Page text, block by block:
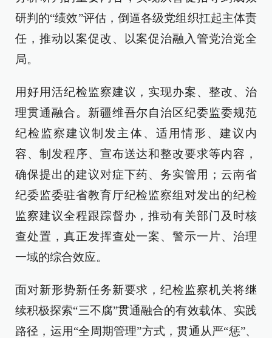
研判的“绩效”评估，倒逼各级党组织扛起主体责
任，推动以案促改、以案促治融入管党治党全
局。
用好用活纪检监察建议，实现办案、整改、治
理贯通融合。新疆维吾尔自治区纪委监委规范
纪检监察建议制发主体、适用情形、建议内
容、制发程序、宣布送达和整改要求等内容，
确保提出的建议对症下药、务实管用；云南省
纪委监委驻省教育厅纪检监察组对发出的纪检
监察建议全程跟踪督办，推动有关部门及时核
查处置，真正发挥查处一案、警示一片、治理
一域的综合效应。
面对新形势新任务新要求，纪检监察机关将继
续积极探索“三不腐”贯通融合的有效载体、实践
路径，运用“全周期管理”方式，贯通从严“惩”、